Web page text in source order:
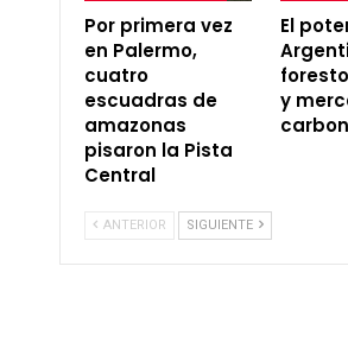
Por primera vez
en Palermo,
cuatro
escuadras de
amazonas
pisaron la Pista
Central
El
y
ANTERIOR SIGUIENTE